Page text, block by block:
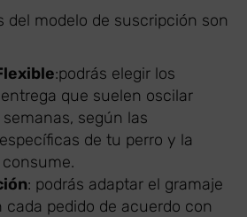
del modelo de suscripción son
:podrás elegir los
que suelen oscilar
según las
de tu perro y la
: podrás adaptar el gramaje
cada pedido de acuerdo con